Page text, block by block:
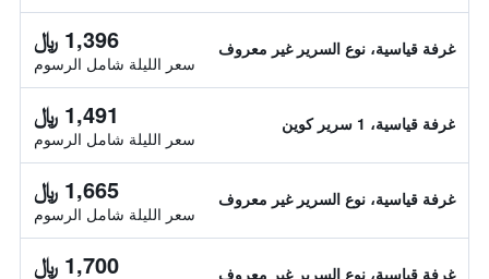
غرفة قياسية، نوع السرير غير معروف 1,396 ﷼
سعر الليلة شامل الرسوم
غرفة قياسية، 1 سرير كوين 1,491 ﷼
سعر الليلة شامل الرسوم
غرفة قياسية، نوع السرير غير معروف 1,665 ﷼
سعر الليلة شامل الرسوم
غرفة قياسية، نوع السرير غير معروف 1,700 ﷼